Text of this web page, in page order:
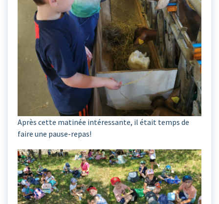
Après cette matinée intéressante, il était temps de
faire une pause-repas!